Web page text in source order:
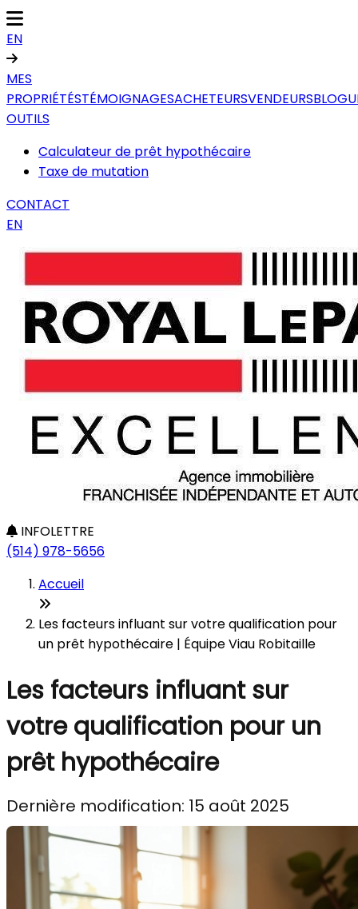
EN
MES
PROPRIÉTÉSTÉMOIGNAGESACHETEURSVENDEURS
OUTILS
Calculateur de prêt hypothécaire
Taxe de mutation
CONTACT
EN
INFOLETTRE
(514) 978-5656
Accueil
Les facteurs influant sur votre qualification pour
un prêt hypothécaire | Équipe Viau Robitaille
Les facteurs influant sur
votre qualification pour un
prêt hypothécaire
Dernière modification: 15 août 2025